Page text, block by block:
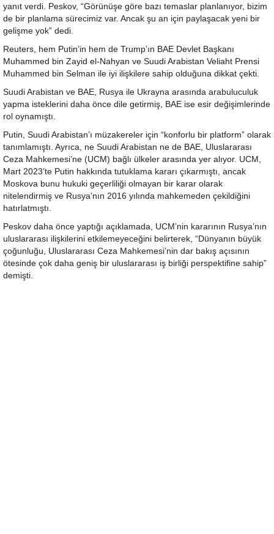
yanıt verdi. Peskov, “Görünüşe göre bazı temaslar planlanıyor, bizim
de bir planlama sürecimiz var. Ancak şu an için paylaşacak yeni bir
gelişme yok” dedi.
Reuters, hem Putin’in hem de Trump’ın BAE Devlet Başkanı
Muhammed bin Zayid el-Nahyan ve Suudi Arabistan Veliaht Prensi
Muhammed bin Selman ile iyi ilişkilere sahip olduğuna dikkat çekti.
Suudi Arabistan ve BAE, Rusya ile Ukrayna arasında arabuluculuk
yapma isteklerini daha önce dile getirmiş, BAE ise esir değişimlerinde
rol oynamıştı.
Putin, Suudi Arabistan’ı müzakereler için “konforlu bir platform” olarak
tanımlamıştı. Ayrıca, ne Suudi Arabistan ne de BAE, Uluslararası
Ceza Mahkemesi’ne (UCM) bağlı ülkeler arasında yer alıyor. UCM,
Mart 2023’te Putin hakkında tutuklama kararı çıkarmıştı, ancak
Moskova bunu hukuki geçerliliği olmayan bir karar olarak
nitelendirmiş ve Rusya’nın 2016 yılında mahkemeden çekildiğini
hatırlatmıştı.
Peskov daha önce yaptığı açıklamada, UCM’nin kararının Rusya’nın
uluslararası ilişkilerini etkilemeyeceğini belirterek, “Dünyanın büyük
çoğunluğu, Uluslararası Ceza Mahkemesi’nin dar bakış açısının
ötesinde çok daha geniş bir uluslararası iş birliği perspektifine sahip”
demişti.